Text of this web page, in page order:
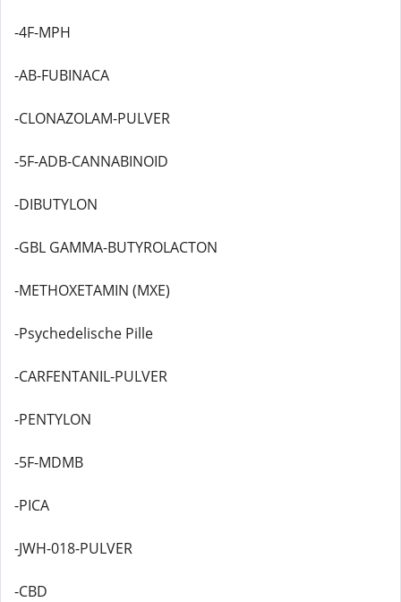
-4F-MPH
-AB-FUBINACA
-CLONAZOLAM-PULVER
-5F-ADB-CANNABINOID
-DIBUTYLON
-GBL GAMMA-BUTYROLACTON
-METHOXETAMIN (MXE)
-Psychedelische Pille
-CARFENTANIL-PULVER
-PENTYLON
-5F-MDMB
-PICA
-JWH-018-PULVER
-CBD